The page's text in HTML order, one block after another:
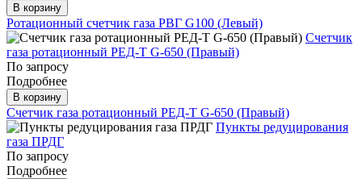
В корзину
Ротационный счетчик газа РВГ G100 (Левый)
Счетчик
газа ротационный РЕД-Т G-650 (Правый)
По запросу
Подробнее
В корзину
Счетчик газа ротационный РЕД-Т G-650 (Правый)
Пункты редуцирования
газа ПРДГ
По запросу
Подробнее